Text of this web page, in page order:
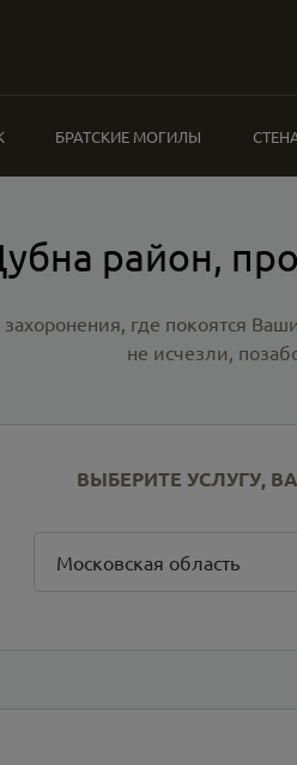
БРАТСКИЕ МОГИЛЫ
район,
захоронения, где покоятся
не исчезли,
ВЫБЕРИТЕ УСЛУГУ,
Московская область